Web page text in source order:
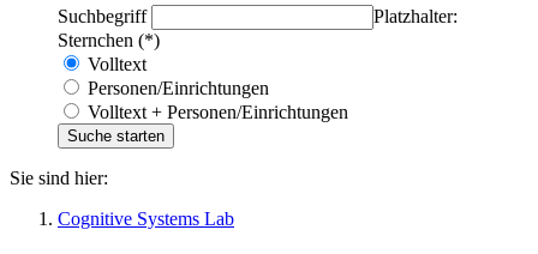
Suchbegriff
Platzhalter:
Sternchen (*)
Volltext
Personen/Einrichtungen
Volltext + Personen/Einrichtungen
Sie sind hier:
Cognitive Systems Lab